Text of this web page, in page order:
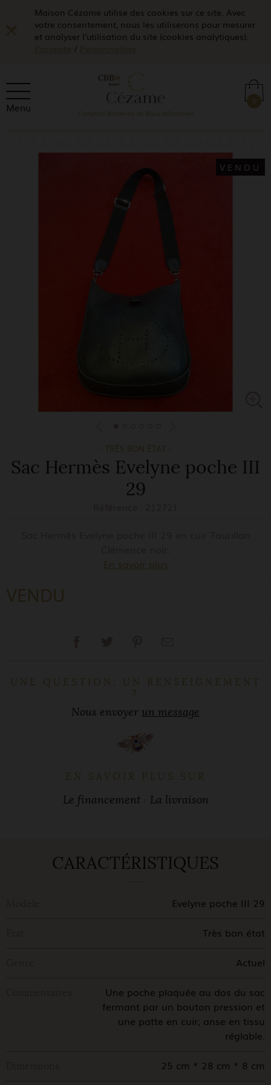
Maison Cézame utilise des cookies sur ce site. Avec
votre consentement, nous les utiliserons pour mesurer
et analyser l'utilisation du site (cookies analytiques).
/
Menu 0
Comptoir Bordelais du Bijou d'Occasion
VENDU
- TRÈS BON ÉTAT -
Sac Hermès Evelyne poche III
29
En savoir plus
VENDU
UNE QUESTION, UN RENSEIGNEMENT
?
Nous envoyer un message
EN SAVOIR PLUS SUR
Le financement La livraison
CARACTÉRISTIQUES
Evelyne poche III 29
Très bon état
Actuel
Une poche plaquée au dos du sac
fermant par un bouton pression et
une patte en cuir; anse en tissu
réglable.
25 cm * 28 cm * 8 cm